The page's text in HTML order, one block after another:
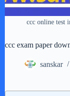
ccc online test
ccc exam paper
sanskar